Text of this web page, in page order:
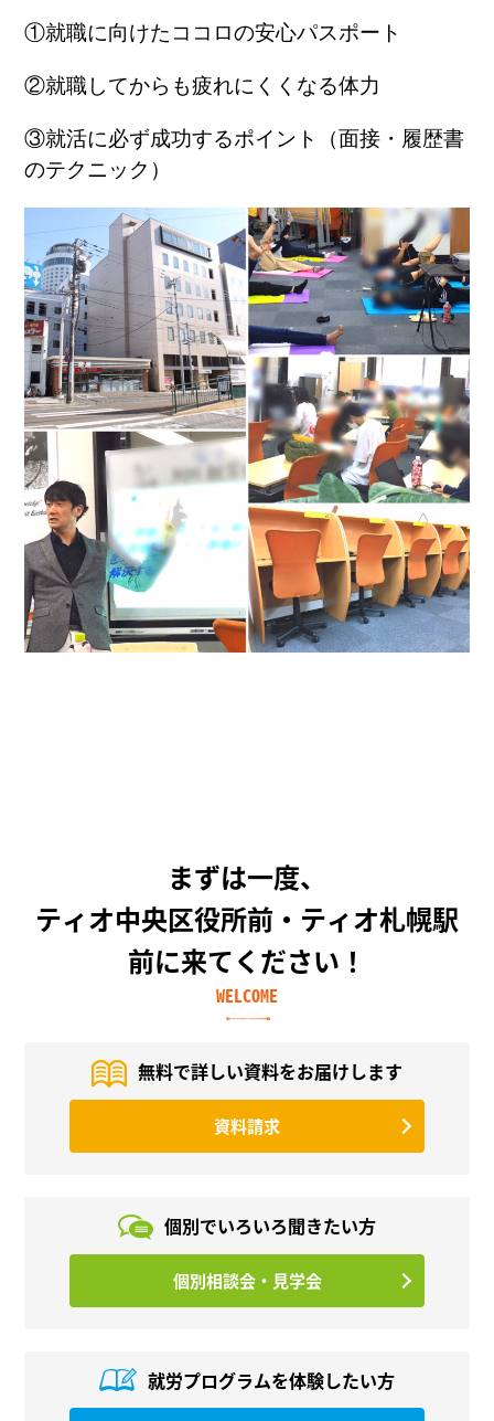
①就職に向けたココロの安心パスポート
②就職してからも疲れにくくなる体力
③就活に必ず成功するポイント（面接・履歴書
のテクニック）
まずは一度、
ティオ中央区役所前・ティオ札幌駅
前に来てください！
WELCOME
無料で詳しい資料をお届けします
資料請求
個別でいろいろ聞きたい方
個別相談会・見学会
就労プログラムを体験したい方